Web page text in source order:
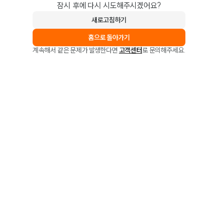
잠시 후에 다시 시도해주시겠어요?
새로고침하기
홈으로 돌아가기
계속해서 같은 문제가 발생한다면 고객센터로 문의해주세요.